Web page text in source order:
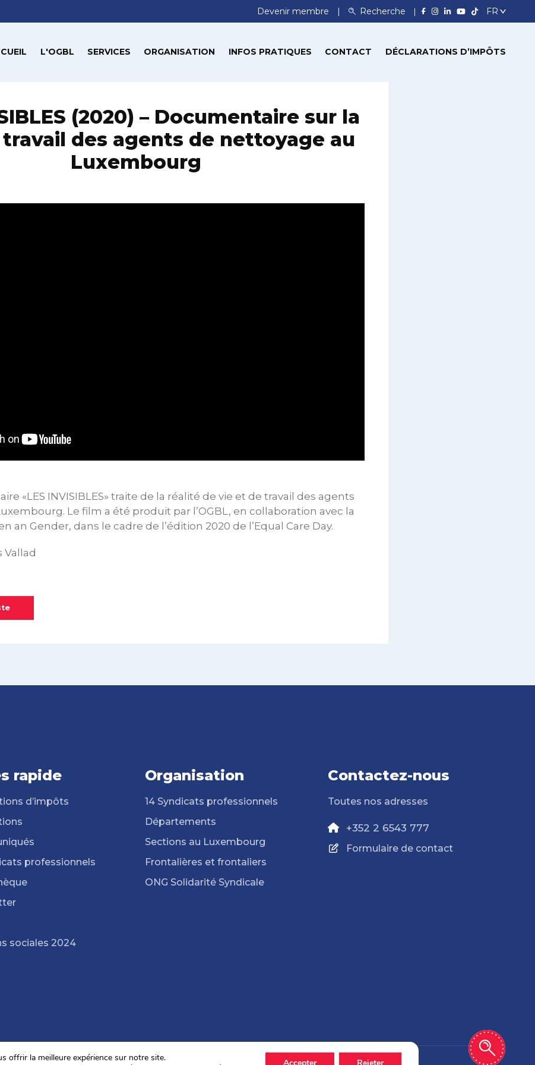
Devenir membre Recherche
L'OGBL SERVICES ORGANISATION INFOS PRATIQUES CONTACT DÉCLARATIONS D’IMPÔTS
(2020) – Documentaire sur la
des agents de nettoyage au
Luxembourg
«LES INVISIBLES» traite de la réalité de vie et de travail des agents
Le film a été produit par l’OGBL, en collaboration avec la
an Gender, dans le cadre de l’édition 2020 de l’Equal Care Day.
Vallad
rapide
d’impôts
professionnels
sociales 2024
Organisation
14 Syndicats professionnels
Départements
Sections au Luxembourg
Frontalières et frontaliers
ONG Solidarité Syndicale
Contactez-nous
Toutes nos adresses
+352 2 6543 777
Formulaire de contact
offrir la meilleure expérience sur notre site.